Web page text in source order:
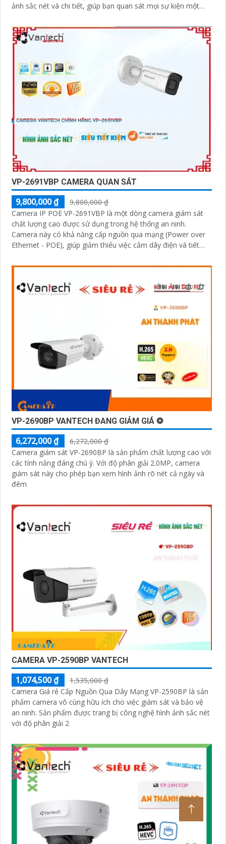
ảnh sắc nét và chi tiết, giúp bạn quan sát mọi sự kiện một
VP-2691VBP CAMERA QUAN SÁT
9,800,000 ₫
9,800,000 ₫
Camera IP POE VP-2691VBP là một dòng camera giám sát
chất lượng cao được sử dụng trong hệ thống an ninh.
Camera này có khả năng cấp nguồn qua mạng (Power over
Ethernet - POE), giúp giảm thiểu việc cắm dây điện và tiết
VP-2690BP VANTECH ĐANG GIẢM GIÁ ❂
6,272,000 ₫
6,272,000 ₫
Camera giám sát VP-2690BP là sản phẩm chất lượng cao với
các tính năng đáng chú ý. Với độ phân giải 2.0MP, camera
giám sát này cho phép bạn xem hình ảnh rõ nét cả ngày và
đêm
CAMERA VP-2590BP VANTECH
1,074,500 ₫
1,535,000 ₫
Camera Giá rẻ Cấp Nguồn Qua Dây Mạng VP-2590BP là sản
phẩm camera vô cùng hữu ích cho việc giám sát và bảo vệ
an ninh. Sản phẩm được trang bị công nghệ hình ảnh sắc nét
với độ phân giải 2